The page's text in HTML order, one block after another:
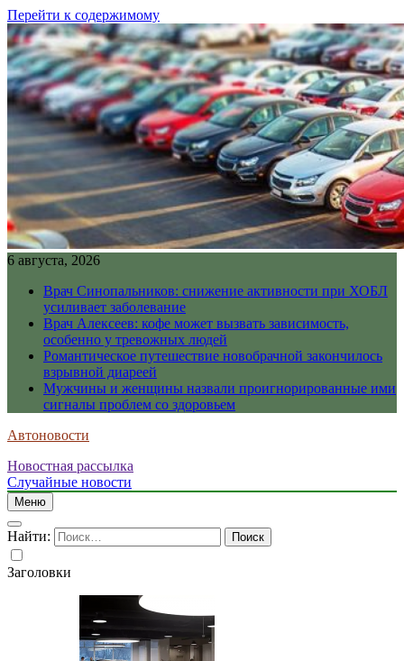
Перейти к содержимому
6 августа, 2026
Врач Синопальников: снижение активности при ХОБЛ
усиливает заболевание
Врач Алексеев: кофе может вызвать зависимость,
особенно у тревожных людей
Романтическое путешествие новобрачной закончилось
взрывной диареей
Мужчины и женщины назвали проигнорированные ими
сигналы проблем со здоровьем
Автоновости
Новостная рассылка
Случайные новости
Меню
Найти:
Заголовки